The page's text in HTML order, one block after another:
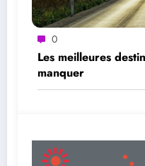
0
Les meilleures
manquer